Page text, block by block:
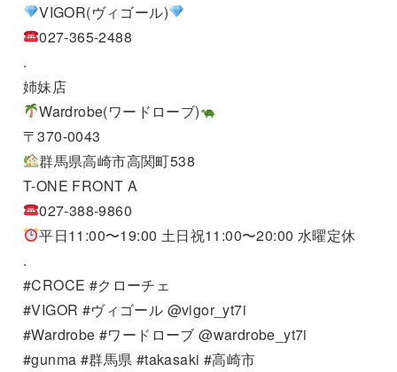
VIGOR(ヴィゴール)
027-365-2488
.
姉妹店
Wardrobe(ワードローブ)
〒370-0043
群馬県高崎市高関町538
T-ONE FRONT A
027-388-9860
平日11:00〜19:00 土日祝11:00〜20:00 水曜定休
.
#CROCE #クローチェ
#VIGOR #ヴィゴール @vigor_yt7i
#Wardrobe #ワードローブ @wardrobe_yt7i
#gunma #群馬県 #takasaki #高崎市